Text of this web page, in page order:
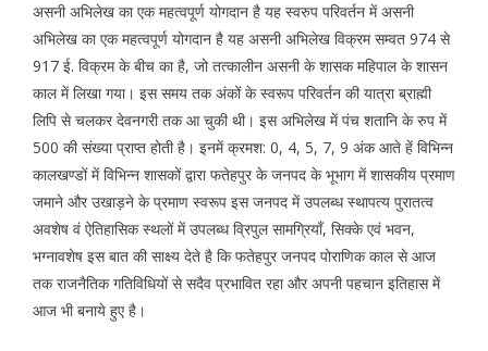
असनी अभिलेख का एक महत्वपूर्ण योगदान है यह स्वरुप परिवर्तन में असनी
अभिलेख का एक महत्वपूर्ण योगदान है यह असनी अभिलेख विक्रम सम्वत 974 से
917 ई. विक्रम के बीच का है, जो तत्कालीन असनी के शासक महिपाल के शासन
काल में लिखा गया। इस समय तक अंकों के स्वरूप परिवर्तन की यात्रा ब्राह्मी
लिपि से चलकर देवनगरी तक आ चुकी थी। इस अभिलेख में पंच शतानि के रुप में
500 की संख्या प्राप्त होती है। इनमें क्रमश: 0, 4, 5, 7, 9 अंक आते हें विभिन्न
कालखण्डों में विभिन्न शासकों द्वारा फतेहपुर के जनपद के भूभाग में शासकीय प्रमाण
जमाने और उखाड़ने के प्रमाण स्वरूप इस जनपद में उपलब्ध स्थापत्य पुरातत्व
अवशेष वं ऐतिहासिक स्थलों में उपलब्ध व्रिपुल सामगि्रयाँ, सिक्के एवं भवन,
भग्नावशेष इस बात की साक्ष्य देते है कि फतेहपुर जनपद पोराणिक काल से आज
तक राजनैतिक गतिविधियों से सदैव प्रभावित रहा और अपनी पहचान इतिहास में
आज भी बनाये हुए है।